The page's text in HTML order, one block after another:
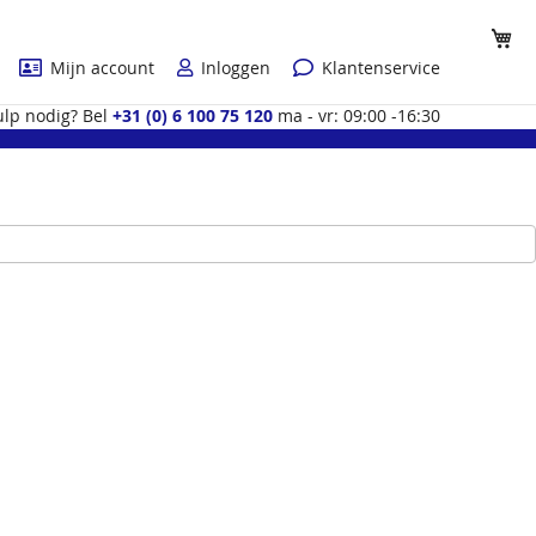
Mijn account
Inloggen Klantenservice
nodig? Bel +31 (0) 6 100 75 120 ma - vr: 09:00 -16:30